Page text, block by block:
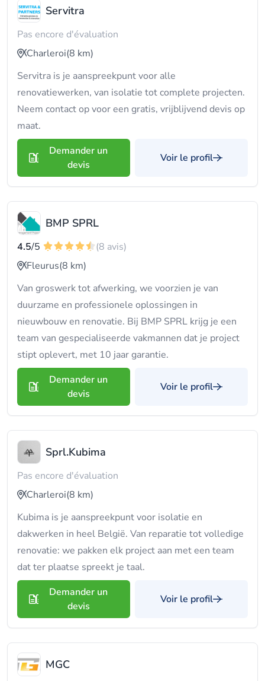
Servitra
Pas encore d'évaluation
Charleroi(8 km)
Servitra is je aanspreekpunt voor alle
renovatiewerken, van isolatie tot complete projecten.
Neem contact op voor een gratis, vrijblijvend devis op
maat.
Demander un
devis
Voir le profil
BMP SPRL
4.5/5
(8 avis)
Fleurus(8 km)
Van groswerk tot afwerking, we voorzien je van
duurzame en professionele oplossingen in
nieuwbouw en renovatie. Bij BMP SPRL krijg je een
team van gespecialiseerde vakmannen dat je project
stipt oplevert, met 10 jaar garantie.
Demander un
devis
Voir le profil
Sprl.Kubima
Pas encore d'évaluation
Charleroi(8 km)
Kubima is je aanspreekpunt voor isolatie en
dakwerken in heel België. Van reparatie tot volledige
renovatie: we pakken elk project aan met een team
dat ter plaatse spreekt je taal.
Demander un
devis
Voir le profil
MGC